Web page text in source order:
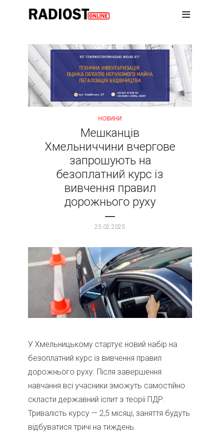
НОВИНИ
Мешканців
Хмельниччини вчергове
запрошують на
безоплатний курс із
вивчення правил
дорожнього руху
25.02.2025
У Хмельницькому стартує новий набір на
безоплатний курс із вивчення правил
дорожнього руху. Після завершення
навчання всі учасники зможуть самостійно
скласти державний іспит з теорії ПДР.
Тривалість курсу — 2,5 місяці, заняття будуть
відбуватися тричі на тиждень.